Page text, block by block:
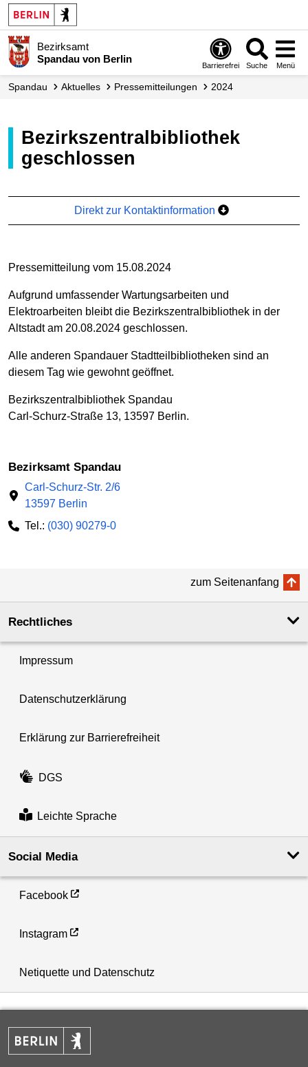
Bezirksamt
Spandau von Berlin
Barrierefrei Suche Menü
Spandau Aktuelles Presse­mitteilungen 2024
Bezirkszentralbibliothek
geschlossen
Direkt zur Kontaktinformation
Pressemitteilung vom 15.08.2024
Aufgrund umfassender Wartungsarbeiten und
Elektroarbeiten bleibt die Bezirkszentralbibliothek in der
Altstadt am 20.08.2024 geschlossen.
Alle anderen Spandauer Stadtteilbibliotheken sind an
diesem Tag wie gewohnt geöffnet.
Bezirkszentralbibliothek Spandau
Carl-Schurz-Straße 13, 13597 Berlin.
Bezirksamt Spandau
Carl-Schurz-Str. 2/6
13597 Berlin
Tel.: (030) 90279-0
zum Seitenanfang
Rechtliches
Impressum
Datenschutzerklärung
Erklärung zur Barrierefreiheit
DGS
Leichte Sprache
Social Media
Facebook
Instagram
Netiquette und Datenschutz